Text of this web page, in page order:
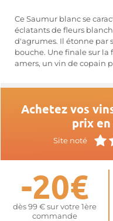
Ce Saumur blanc se
éclatants de fleurs
d'agrumes. Il étonne par
bouche. Une finale sur
amers, un vin de copain
Achetez vos
prix
Site noté
-20€
dès 99 € sur votre 1ère
commande